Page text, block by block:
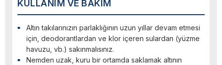
KULLANIM VE BAKIM
Altın takılarınızın parlaklığının uzun yıllar devam etmesi
için, deodorantlardan ve klor içeren sulardan (yüzme
havuzu, vb.) sakınmalısınız.
Nemden uzak, kuru bir ortamda saklamak altının